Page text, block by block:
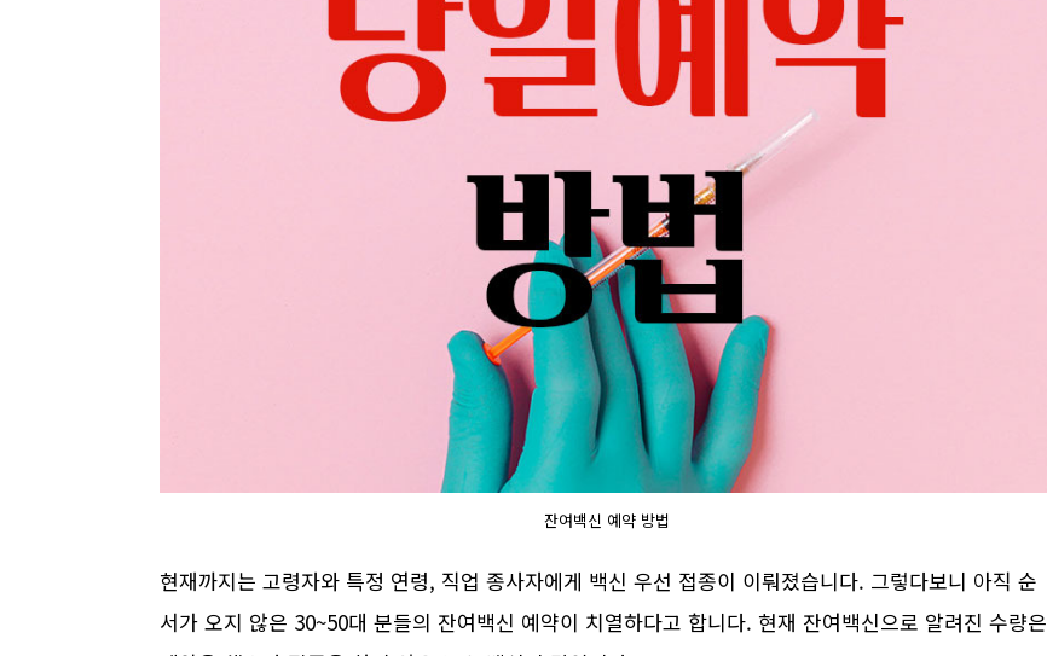
잔여백신 예약 방법
현재까지는 고령자와 특정 연령, 직업 종사자에게 백신 우선 접종이 이뤄졌습니다. 그렇다보니 아직 순
서가 오지 않은 30~50대 분들의 잔여백신 예약이 치열하다고 합니다. 현재 잔여백신으로 알려진 수량은